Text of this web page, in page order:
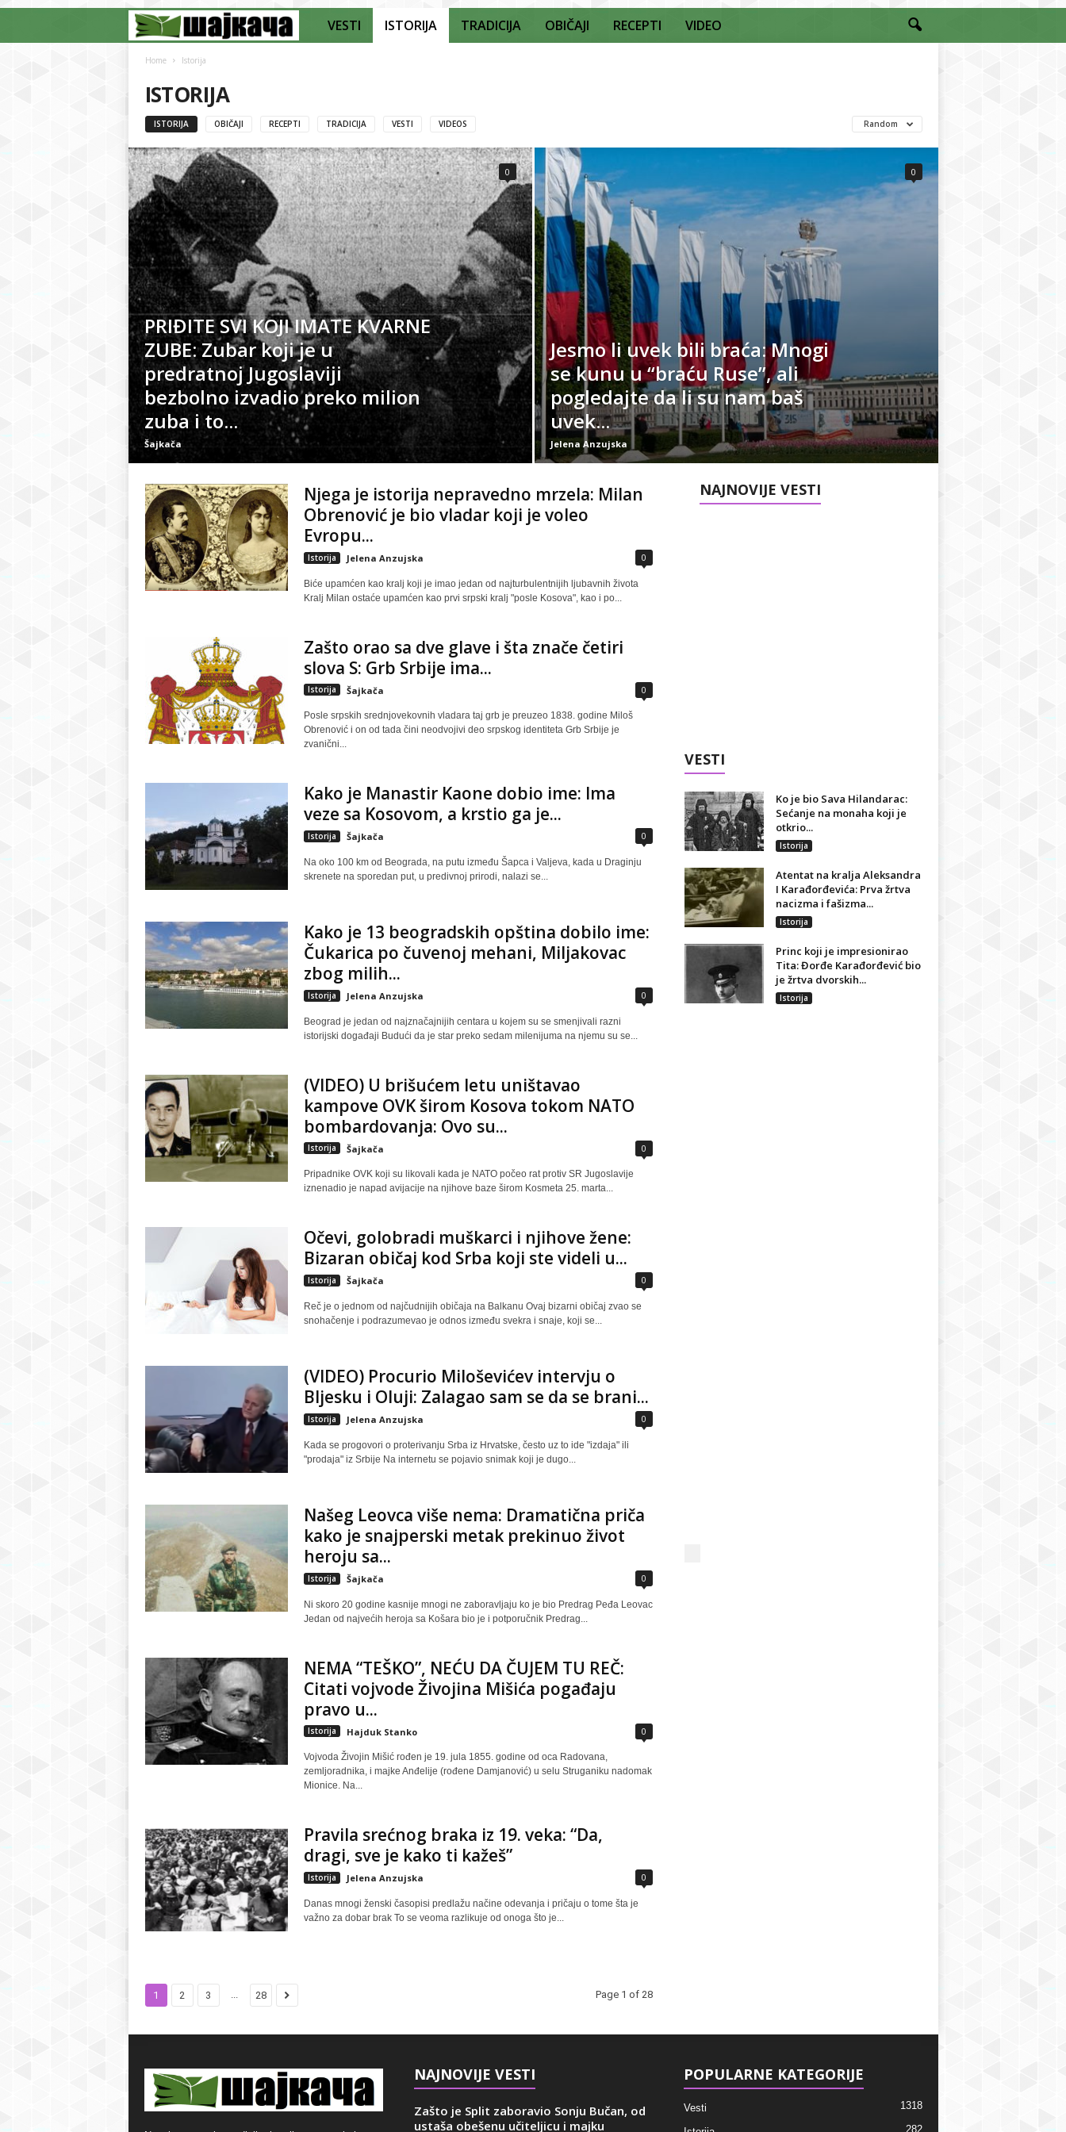
a
č
a
VESTI ISTORIJA TRADICIJA OBIČAJI RECEPTI VIDEO
Home Istorija
ISTORIJA
ISTORIJA OBIČAJI RECEPTI TRADICIJA VESTI VIDEOS Random
PRIĐITE SVI KOJI IMATE KVARNE
ZUBE: Zubar koji je u
predratnoj Jugoslaviji
bezbolno izvadio preko milion
zuba i to...
Šajkača
0
Jesmo li uvek bili braća: Mnogi
se kunu u “braću Ruse”, ali
pogledajte da li su nam baš
uvek...
Jelena Anzujska
0
Njega je istorija nepravedno mrzela: Milan
Obrenović je bio vladar koji je voleo
Evropu...
Istorija Jelena Anzujska 0
Biće upamćen kao kralj koji je imao jedan od najturbulentnijih ljubavnih života
Kralj Milan ostaće upamćen kao prvi srpski kralj "posle Kosova", kao i po...
Zašto orao sa dve glave i šta znače četiri
slova S: Grb Srbije ima...
Istorija Šajkača 0
Posle srpskih srednjovekovnih vladara taj grb je preuzeo 1838. godine Miloš
Obrenović i on od tada čini neodvojivi deo srpskog identiteta Grb Srbije je
zvanični...
Kako je Manastir Kaone dobio ime: Ima
veze sa Kosovom, a krstio ga je...
Istorija Šajkača 0
Na oko 100 km od Beograda, na putu između Šapca i Valjeva, kada u Draginju
skrenete na sporedan put, u predivnoj prirodi, nalazi se...
Kako je 13 beogradskih opština dobilo ime:
Čukarica po čuvenoj mehani, Miljakovac
zbog milih...
Istorija Jelena Anzujska 0
Beograd je jedan od najznačajnijih centara u kojem su se smenjivali razni
istorijski događaji Budući da je star preko sedam milenijuma na njemu su se...
(VIDEO) U brišućem letu uništavao
kampove OVK širom Kosova tokom NATO
bombardovanja: Ovo su...
Istorija Šajkača 0
Pripadnike OVK koji su likovali kada je NATO počeo rat protiv SR Jugoslavije
iznenadio je napad avijacije na njihove baze širom Kosmeta 25. marta...
Očevi, golobradi muškarci i njihove žene:
Bizaran običaj kod Srba koji ste videli u...
Istorija Šajkača 0
Reč je o jednom od najčudnijih običaja na Balkanu Ovaj bizarni običaj zvao se
snohačenje i podrazumevao je odnos između svekra i snaje, koji se...
(VIDEO) Procurio Miloševićev intervju o
Bljesku i Oluji: Zalagao sam se da se brani...
Istorija Jelena Anzujska 0
Kada se progovori o proterivanju Srba iz Hrvatske, često uz to ide "izdaja" ili
"prodaja" iz Srbije Na internetu se pojavio snimak koji je dugo...
Našeg Leovca više nema: Dramatična priča
kako je snajperski metak prekinuo život
heroju sa...
Istorija Šajkača 0
Ni skoro 20 godine kasnije mnogi ne zaboravljaju ko je bio Predrag Peđa Leovac
Jedan od najvećih heroja sa Košara bio je i potporučnik Predrag...
NEMA “TEŠKO”, NEĆU DA ČUJEM TU REČ:
Citati vojvode Živojina Mišića pogađaju
pravo u...
Istorija Hajduk Stanko 0
Vojvoda Živojin Mišić rođen je 19. jula 1855. godine od oca Radovana,
zemljoradnika, i majke Anđelije (rođene Damjanović) u selu Struganiku nadomak
Mionice. Na...
Pravila srećnog braka iz 19. veka: “Da,
dragi, sve je kako ti kažeš”
Istorija Jelena Anzujska 0
Danas mnogi ženski časopisi predlažu načine odevanja i pričaju o tome šta je
važno za dobar brak To se veoma razlikuje od onoga što je...
1 2 3 ... 28 Page 1 of 28
NAJNOVIJE VESTI
VESTI
Ko je bio Sava Hilandarac:
Sećanje na monaha koji je
otkrio...
Istorija
Atentat na kralja Aleksandra
I Karađorđevića: Prva žrtva
nacizma i fašizma...
Istorija
Princ koji je impresionirao
Tita: Đorđe Karađorđević bio
je žrtva dvorskih...
Istorija
NAJNOVIJE VESTI
Zašto je Split zaboravio Sonju Bučan, od
ustaša obešenu učiteljicu i majku
POPULARNE KATEGORIJE
Vesti 1318
282